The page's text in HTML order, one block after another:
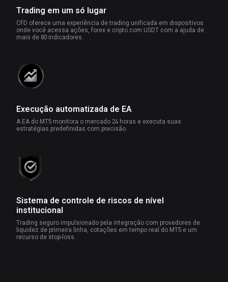
Trading em um só lugar
CFD oferece uma experiência de trading unificada em dispositivos
onde você acessa ações, forex e cripto com USDT com a ajuda de
mais de 80 indicadores.
Execução automatizada de EA
A EA do MT5 monitora o mercado 24 horas e executa suas
estratégias predefinidas com precisão.
Sistema de controle de riscos de nível
institucional
Trading seguro impulsionado pela integração com provedores de
liquidez de primeira linha, cotações em tempo real do MT5 e um
recurso de stop-loss.